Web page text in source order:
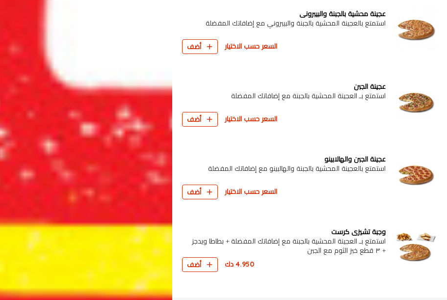
عجينة محشية بالجبنة والبيبروني
استمتع بالعجينة المحشية بالجبنة والبيبروني مع إضافاتك المفضلة
السعر حسب الاختيار أضف
عجينة الجبن
استمتع بـ العجينة المحشية بالجبنة مع إضافاتك المفضلة
السعر حسب الاختيار أضف
عجينة الجبن والهالابينو
استمتع بالعجينة المحشية بالجبنة والهالبينو مع إضافاتك المفضلة
السعر حسب الاختيار أضف
وجبة تشيزي كرست
استمتع بـ العجينة المحشية بالجبنة مع إضافاتك المفضلة + بطاطا ويدجز
+ ٣ قطع خبز الثوم مع الجبن
4.950 دك أضف